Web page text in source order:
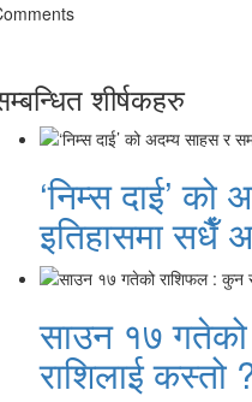
शीर्षकहरु
‘निम्स दाई’
इतिहासमा सधैँ
साउन १७
राशिलाई कस्तो